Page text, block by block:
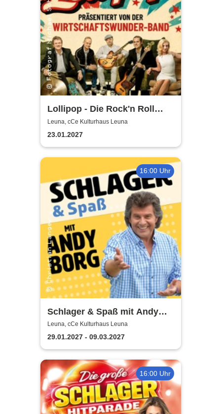
Lollipop - Die Rock'n Roll
Show - präsentiert von der
Wirtschaftswunder-Band
Leuna, cCe Kulturhaus Leuna
23.01.2027
16:00 Uhr
Schlager & Spaß mit Andy
Borg und Gästen
Leuna, cCe Kulturhaus Leuna
29.01.2027 - 09.03.2027
16:00 Uhr